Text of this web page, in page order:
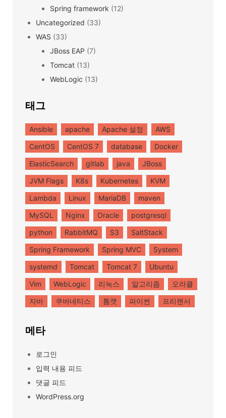
Spring framework (12)
Uncategorized (33)
WAS (33)
JBoss EAP (7)
Tomcat (13)
WebLogic (13)
태그
Ansible apache Apache 설정
AWS
CentOS
CentOS 7 database
Docker
ElasticSearch
gitlab java
JBoss
JVM Flags
K8s Kubernetes
KVM
Lambda
Linux MariaDB
maven
MySQL
Nginx Oracle
postgresql
python
RabbitMQ S3
SaltStack
Spring Framework
Spring MVC
System
systemd
Tomcat Tomcat 7
Ubuntu
Vim
WebLogic 리눅스 알고리즘
오라클
자바
쿠버네티스 톰캣 파이썬 프리랜서
메타
로그인
입력 내용 피드
댓글 피드
WordPress.org